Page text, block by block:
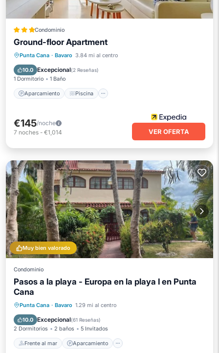
Condominio
Ground-floor Apartment
Punta Cana · Bavaro 3.84 mi al centro
10.0 Excepcional(2 Reseñas)
1 Dormitorio 1 Baño
Aparcamiento Piscina
Aparcamiento
Piscina
Balcón/Terraza
€145/noche
7 noches - €1,014 VER OFERTA
Muy bien valorado
Condominio
Pasos a la playa - Europa en la playa I en Punta
Cana
Punta Cana · Bavaro 1.29 mi al centro
10.0 Excepcional(61 Reseñas)
2 Dormitorios 2 baños 5 Invitados
Frente al mar Aparcamiento
Frente al mar Aparcamiento
Vista al mar